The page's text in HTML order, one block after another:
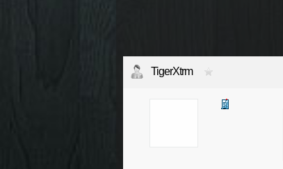
TigerXtrm